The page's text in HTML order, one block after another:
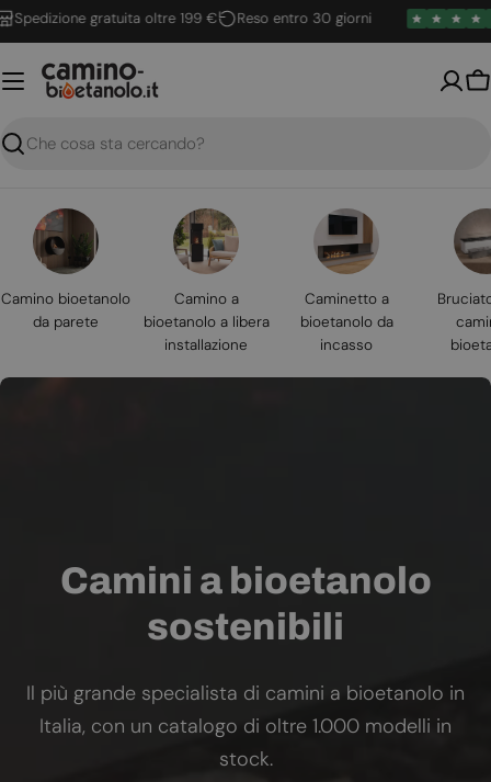
Vai
al
contenuto
gratuita oltre 199 € Reso entro 30 giorni
Ricerca
Camino bioetanolo
da parete
Camino a
bioetanolo a libera
installazione
Caminetto a
bioetanolo da
incasso
Camini a bioetanolo
sostenibili
Il più grande specialista di camini a bioetanolo in
Italia, con un catalogo di oltre 1.000 modelli in
stock.